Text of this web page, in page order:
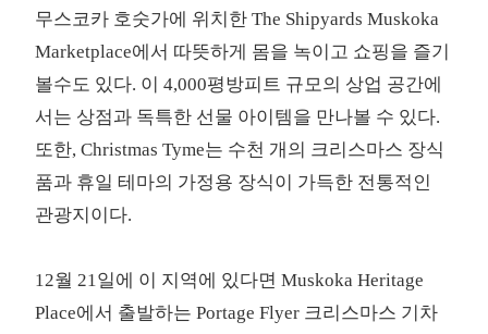
무스코카 호숫가에 위치한 The Shipyards Muskoka
Marketplace에서 따뜻하게 몸을 녹이고 쇼핑을 즐기
볼수도 있다. 이 4,000평방피트 규모의 상업 공간에
서는 상점과 독특한 선물 아이템을 만나볼 수 있다.
또한, Christmas Tyme는 수천 개의 크리스마스 장식
품과 휴일 테마의 가정용 장식이 가득한 전통적인
관광지이다.
12월 21일에 이 지역에 있다면 Muskoka Heritage
Place에서 출발하는 Portage Flyer 크리스마스 기차